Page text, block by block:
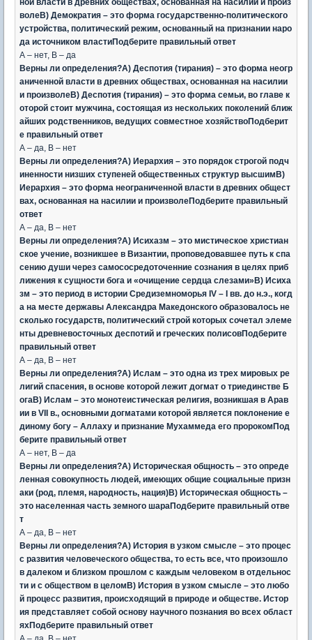
волеВ) Демократия – это форма государственно-политического
устройства, политический режим, основанный на признании наро
да источником властиПодберите правильный ответ
А – нет, В – да
Верны ли определения?А) Деспотия (тирания) – это форма неогр
аниченной власти в древних обществах, основанная на насилии
и произволеВ) Деспотия (тирания) – это форма семьи, во главе к
оторой стоит мужчина, состоящая из нескольких поколений ближ
айших родственников, ведущих совместное хозяйствоПодберит
е правильный ответ
А – да, В – нет
Верны ли определения?А) Иерархия – это порядок строгой подч
иненности низших ступеней общественных структур высшимВ)
Иерархия – это форма неограниченной власти в древних общест
вах, основанная на насилии и произволеПодберите правильный
ответ
А – да, В – нет
Верны ли определения?А) Исихазм – это мистическое христиан
ское учение, возникшее в Византии, проповедовавшее путь к спа
сению души через самососредоточенние сознания в целях приб
лижения к сущности бога и «очищение сердца слезами»В) Исиха
зм – это период в истории Средиземноморья IV – I вв. до н.э., когд
а на месте державы Александра Македонского образовалось не
сколько государств, политический строй которых сочетал элеме
нты древневосточных деспотий и греческих полисовПодберите
правильный ответ
А – да, В – нет
Верны ли определения?А) Ислам – это одна из трех мировых ре
лигий спасения, в основе которой лежит догмат о триединстве Б
огаВ) Ислам – это монотеистическая религия, возникшая в Арав
ии в VII в., основными догматами которой является поклонение е
диному богу – Аллаху и признание Мухаммеда его пророкомПод
берите правильный ответ
А – нет, В – да
Верны ли определения?А) Историческая общность – это опреде
ленная совокупность людей, имеющих общие социальные призн
аки (род, племя, народность, нация)В) Историческая общность –
это населенная часть земного шараПодберите правильный отве
т
А – да, В – нет
Верны ли определения?А) История в узком смысле – это процес
с развития человеческого общества, то есть все, что произошло
в далеком и близком прошлом с каждым человеком в отдельнос
ти и с обществом в целомВ) История в узком смысле – это любо
й процесс развития, происходящий в природе и обществе. Истор
ия представляет собой основу научного познания во всех област
яхПодберите правильный ответ